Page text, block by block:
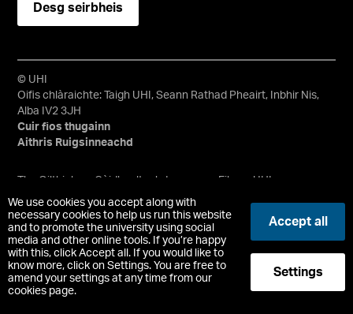
We use cookies you accept along with
necessary cookies to help us run this website
and to promote the university using social
media and other online tools. If you’re happy
with this, click Accept all. If you would like to
know more, click on Settings. You are free to
amend your settings at any time from our
cookies page.
Accept all
Settings
Desg seirbheis
© UHI
Oifis chlàraichte: Taigh UHI, Seann Rathad Pheairt, Inbhir Nis,
Alba IV2 3JH
Cuir fios thugainn
Aithris Ruigsinneachd
Tha Oilthigh na Gàidhealtachd agus nan Eilean, UHI, na
teirmichean sin sa Bheurla agus an suaicheantas bheanntan
agus uisge uile nan comharraidhean malairt agus/no nan
comharraidhean malairt clàraichte aig Oilthigh na
Gàidhealtachd agus nan Eilean. Chompanaidh earranta
clàraichte an Alba, Àir. 148203. Àireamh Charthannais
Albannaich Chlàraichte SC022228, Àireamh VAT 663990005.